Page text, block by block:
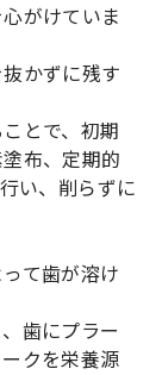
がけていま
かずに残す
とで、初期
布、定期的
い、削らずに
て歯が溶け
歯にプラー
クを栄養源